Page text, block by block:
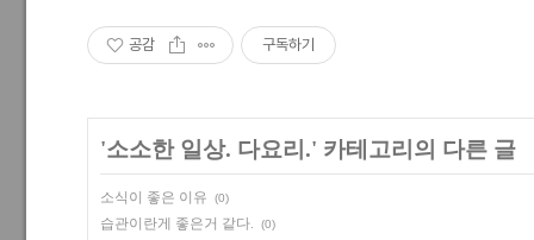
공감 구독하기
'소소한 일상. 다요리.' 카테고리의 다른 글
소식이 좋은 이유 (0)
습관이란게 좋은거 같다. (0)